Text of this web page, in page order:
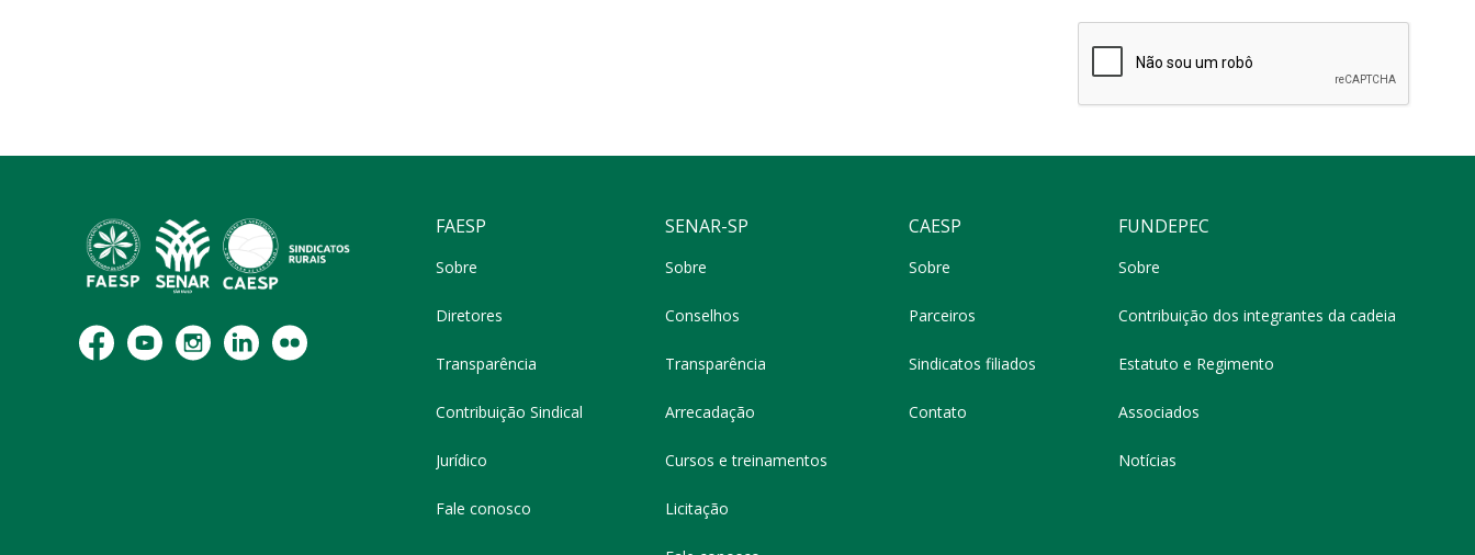
FAESP
Sobre
Diretores
Transparência
Contribuição Sindical
Jurídico
Fale conosco
SENAR-SP
Sobre
Conselhos
Transparência
Arrecadação
Cursos e treinamentos
Licitação
CAESP
Sobre
Parceiros
Sindicatos filiados
Contato
FUNDEPEC
Sobre
Contribuição dos integrantes da cadeia
Estatuto e Regimento
Associados
Notícias